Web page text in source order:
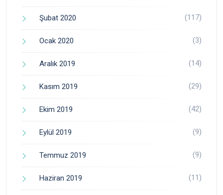
Şubat 2020 (117)
Ocak 2020 (3)
Aralık 2019 (14)
Kasım 2019 (29)
Ekim 2019 (42)
Eylül 2019 (9)
Temmuz 2019 (9)
Haziran 2019 (11)